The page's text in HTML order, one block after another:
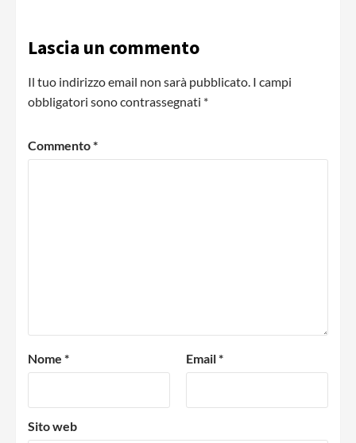
Lascia un commento
Il tuo indirizzo email non sarà pubblicato. I campi
obbligatori sono contrassegnati *
Commento*
Nome * Email*
Sito web